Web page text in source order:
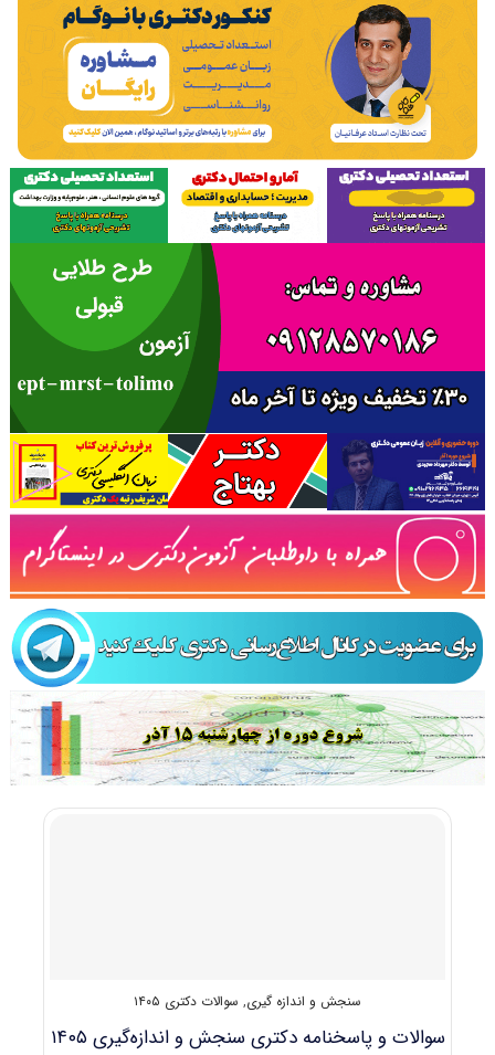
سنجش و اندازه گیری, سوالات دکتری ۱۴۰۵
سوالات و پاسخنامه دکتری سنجش و اندازه‌گیری ۱۴۰۵